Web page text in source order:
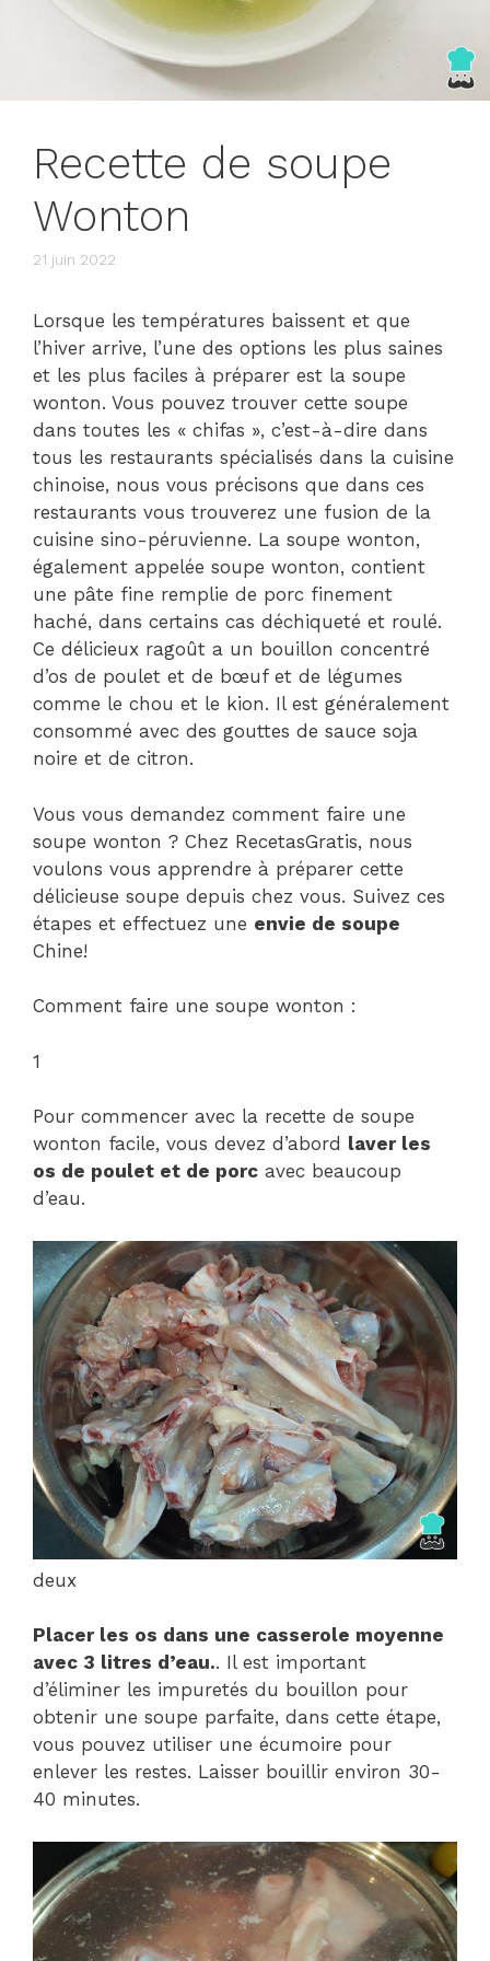
Recette de soupe
Wonton
21 juin 2022
Lorsque les températures baissent et que
l’hiver arrive, l’une des options les plus saines
et les plus faciles à préparer est la soupe
wonton. Vous pouvez trouver cette soupe
dans toutes les « chifas », c’est-à-dire dans
tous les restaurants spécialisés dans la cuisine
chinoise, nous vous précisons que dans ces
restaurants vous trouverez une fusion de la
cuisine sino-péruvienne. La soupe wonton,
également appelée soupe wonton, contient
une pâte fine remplie de porc finement
haché, dans certains cas déchiqueté et roulé.
Ce délicieux ragoût a un bouillon concentré
d’os de poulet et de bœuf et de légumes
comme le chou et le kion. Il est généralement
consommé avec des gouttes de sauce soja
noire et de citron.
Vous vous demandez comment faire une
soupe wonton ? Chez RecetasGratis, nous
voulons vous apprendre à préparer cette
délicieuse soupe depuis chez vous. Suivez ces
étapes et effectuez une envie de soupe
Chine!
Comment faire une soupe wonton :
1
Pour commencer avec la recette de soupe
wonton facile, vous devez d’abord laver les
os de poulet et de porc avec beaucoup
d’eau.
deux
Placer les os dans une casserole moyenne
avec 3 litres d’eau.. Il est important
d’éliminer les impuretés du bouillon pour
obtenir une soupe parfaite, dans cette étape,
vous pouvez utiliser une écumoire pour
enlever les restes. Laisser bouillir environ 30-
40 minutes.